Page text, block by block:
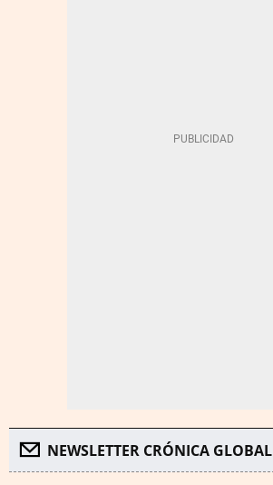
NEWSLETTER CRÓNICA GLOBAL